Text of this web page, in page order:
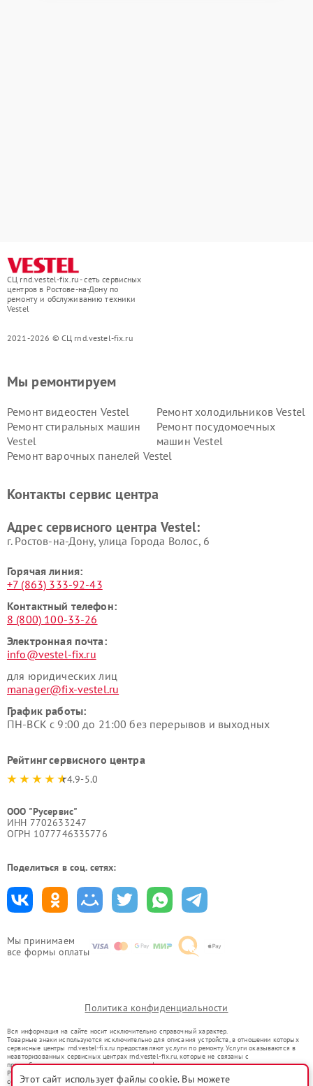
СЦ rnd.vestel-fix.ru - сеть сервисных
центров в Ростове-на-Дону по
ремонту и обслуживанию техники
Vestel
2021-2026 © СЦ rnd.vestel-fix.ru
Мы принимаем
все формы оплаты
Мы ремонтируем
Ремонт видеостен Vestel
Ремонт холодильников Vestel
Ремонт стиральных машин
Vestel
Ремонт посудомоечных
машин Vestel
Ремонт варочных панелей Vestel
Контакты сервис центра
Адрес сервисного центра Vestel:
г. Ростов-на-Дону, улица Города Волос, 6
Горячая линия:
+7 (863) 333-92-43
Контактный телефон:
8 (800) 100-33-26
Электронная почта:
info@vestel-fix.ru
для юридических лиц
manager@fix-vestel.ru
График работы:
ПН-ВСК с 9:00 до 21:00 без перерывов и выходных
Рейтинг сервисного центра
4.9-5.0
ООО "Русервис"
ИНН 7702633247
ОГРН 1077746335776
Поделиться в соц. сетях:
Политика конфиденциальности
Вся информация на сайте носит исключительно справочный характер.
Товарные знаки используются исключительно для описания устройств, в отношении которых
сервисные центры rnd.vestel-fix.ru предоставляют услуги по ремонту. Услуги оказываются в
неавторизованных сервисных центрах rnd.vestel-fix.ru, которые не связаны с
правообладателями товарных знаков или их официальными представителями.
Ремонт осуществляется для устройств, уже введенных в гражданский оборот в соответствии
со статьей 1487 ГК РФ.
Этот сайт использует файлы cookie. Вы можете